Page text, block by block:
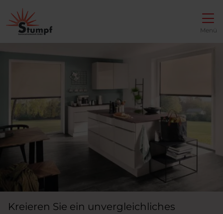
zur Top-Navigation
zur Hauptnavigation
Inhalt springen
zum Footer
Hauptnavigation
Menü
Kreieren Sie ein unvergleichliches